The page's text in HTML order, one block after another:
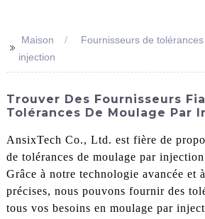
+86
>>
Maison
Fournisseurs de
injection
Trouver Des Fournisseurs
Tolérances De Moulage Par
AnsixTech Co., Ltd. est fière de
de tolérances de moulage par
Grâce à notre technologie avancée et
précises, nous pouvons fournir des
tous vos besoins en moulage par